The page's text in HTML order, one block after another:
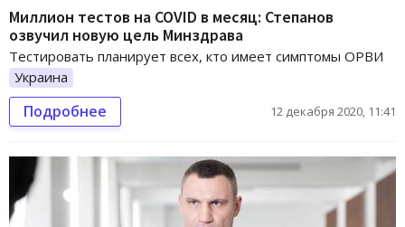
Миллион тестов на COVID в месяц: Степанов
озвучил новую цель Минздрава
Тестировать планирует всех, кто имеет симптомы ОРВИ
Украина
Подробнее 12 декабря 2020, 11:41